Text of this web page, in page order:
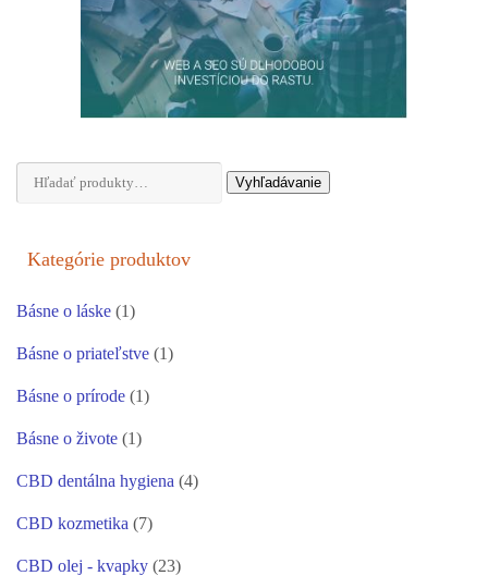
Hľadať: Vyhľadávanie
Kategórie produktov
Básne o láske (1)
Básne o priateľstve (1)
Básne o prírode (1)
Básne o živote (1)
CBD dentálna hygiena (4)
CBD kozmetika (7)
CBD olej - kvapky (23)